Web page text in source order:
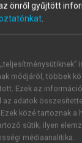
önről gyűjtött
módjáról, többek
Ezek az
az adatok
közé tartoznak
sütik; ilyen
médiaanalitika.